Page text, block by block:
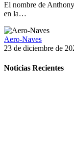
El nombre de
en la…
Aero-Naves
23 de diciembre de
Noticias Recientes